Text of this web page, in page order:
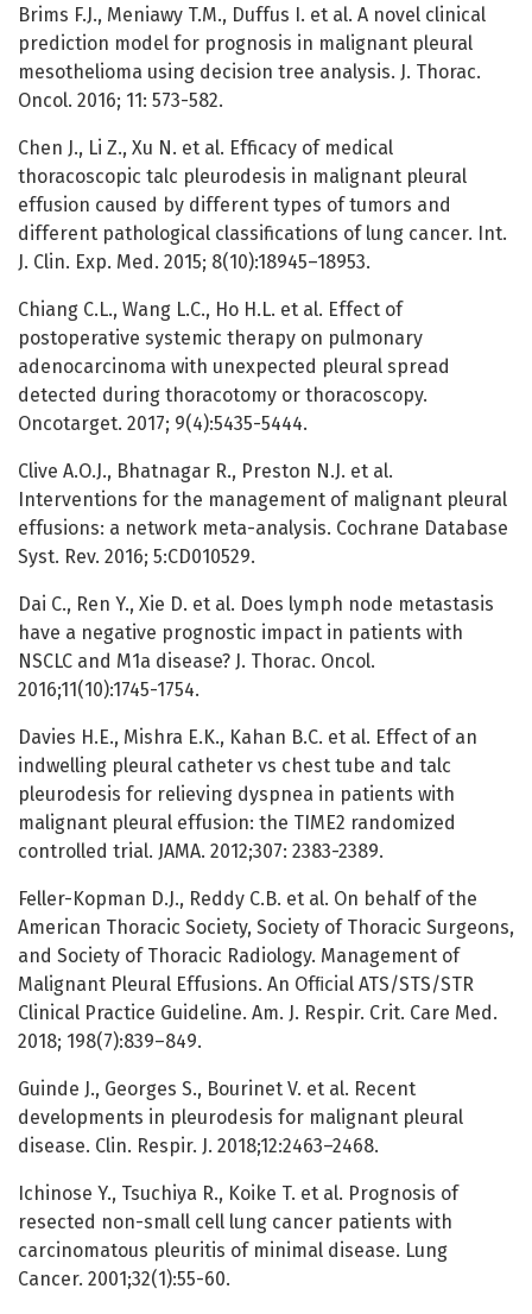
Brims F.J., Meniawy T.M., Duffus I. et al. A novel clinical
prediction model for prognosis in malignant pleural
mesothelioma using decision tree analysis. J. Thorac.
Oncol. 2016; 11: 573-582.
Chen J., Li Z., Xu N. et al. Efficacy of medical
thoracoscopic talc pleurodesis in malignant pleural
effusion caused by different types of tumors and
different pathological classifications of lung cancer. Int.
J. Clin. Exp. Med. 2015; 8(10):18945–18953.
Chiang C.L., Wang L.C., Ho H.L. et al. Effect of
postoperative systemic therapy on pulmonary
adenocarcinoma with unexpected pleural spread
detected during thoracotomy or thoracoscopy.
Oncotarget. 2017; 9(4):5435-5444.
Clive A.O.J., Bhatnagar R., Preston N.J. et al.
Interventions for the management of malignant pleural
effusions: a network meta-analysis. Cochrane Database
Syst. Rev. 2016; 5:CD010529.
Dai C., Ren Y., Xie D. et al. Does lymph node metastasis
have a negative prognostic impact in patients with
NSCLC and M1a disease? J. Thorac. Oncol.
2016;11(10):1745-1754.
Davies H.E., Mishra E.K., Kahan B.C. et al. Effect of an
indwelling pleural catheter vs chest tube and talc
pleurodesis for relieving dyspnea in patients with
malignant pleural effusion: the TIME2 randomized
controlled trial. JAMA. 2012;307: 2383-2389.
Feller-Kopman D.J., Reddy C.B. et al. On behalf of the
American Thoracic Society, Society of Thoracic Surgeons,
and Society of Thoracic Radiology. Management of
Malignant Pleural Effusions. An Ofﬁcial ATS/STS/STR
Clinical Practice Guideline. Am. J. Respir. Crit. Care Med.
2018; 198(7):839–849.
Guinde J., Georges S., Bourinet V. et al. Recent
developments in pleurodesis for malignant pleural
disease. Clin. Respir. J. 2018;12:2463–2468.
Ichinose Y., Tsuchiya R., Koike T. et al. Prognosis of
resected non-small cell lung cancer patients with
carcinomatous pleuritis of minimal disease. Lung
Cancer. 2001;32(1):55-60.